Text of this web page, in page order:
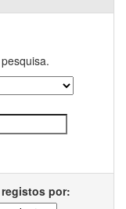
por: